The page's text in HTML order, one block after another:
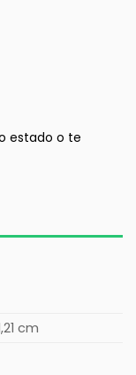
estado o te
cm